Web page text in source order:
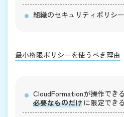
組織のセキュリティポリシ
最小権限ポリシーを使うべき理由
CloudFormationが操作でき
必要なものだけ に限定できる